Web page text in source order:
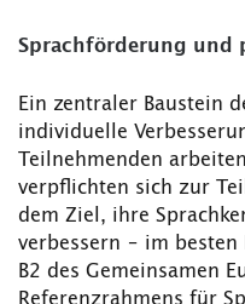
Sprachförderung und
Ein zentraler Baustein
individuelle
Teilnehmenden
verpflichten sich zur
dem Ziel, ihre
verbessern – im
B2 des Gemeinsamen
Referenzrahmens für